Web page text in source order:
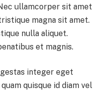
ullamcorper sit amet
magna sit amet.
nulla aliquet.
et magnis.
integer eget
quisque id diam vel